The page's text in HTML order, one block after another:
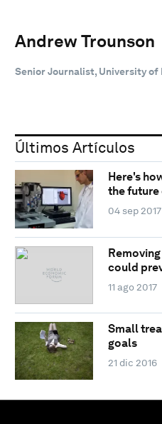
Andrew Trounson
Senior Journalist, University of
Últimos Artículos
Here's
the future
04 sep 2017
could
11 ago 2017
Small
goals
21 dic 2016